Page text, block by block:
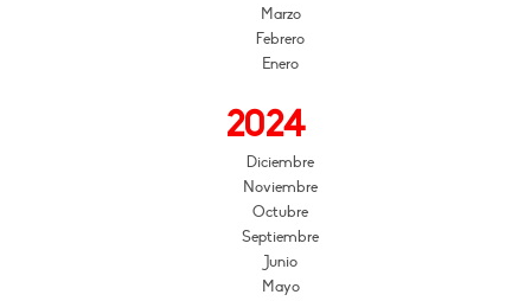
Marzo
Febrero
Enero
2024
Diciembre
Noviembre
Octubre
Septiembre
Junio
Mayo